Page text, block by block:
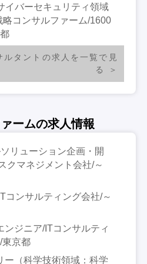
イバーセキュリティ領域
略コンサルファーム/1600
タントの求人を一覧で見
る
ームの求人情報
リューション企画・開
クマネジメント会社/～
コンサルティング会社/～
ンジニア/ITコンサルティ
東京都
ー（科学技術領域：科学